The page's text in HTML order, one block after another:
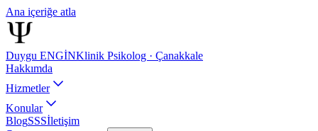
Ana içeriğe atla
Duygu ENGİNKlinik Psikolog · Çanakkale
Hakkımda
Hizmetler
Konular
BlogSSSİletişim